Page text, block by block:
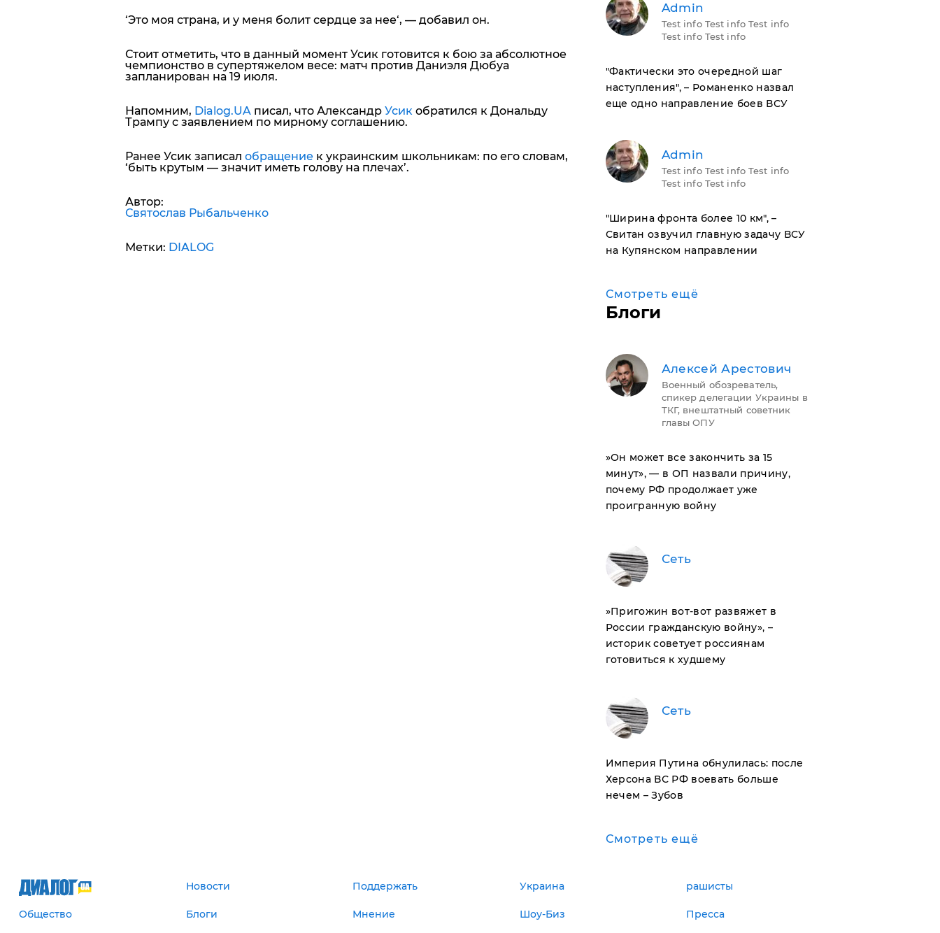
‘Это моя страна, и у меня болит сердце за нее‘, — добавил он.
Стоит отметить, что в данный момент Усик готовится к бою за абсолютное
чемпионство в супертяжелом весе: матч против Даниэля Дюбуа
запланирован на 19 июля.
Напомним, Dialog.UAписал, что Александр Усик обратился к Дональду
Трампу с заявлением по мирному соглашению.
Ранее Усик записал обращениек украинским школьникам: по его словам,
‘быть крутым — значит иметь голову на плечах’.
Автор:
Святослав Рыбальченко
Метки: DIALOG
Admin
Test info Test info Test info
Test info Test info
​"Фактически это очередной шаг
наступления", – Романенко назвал
еще одно направление боев ВСУ
Admin
Test info Test info Test info
Test info Test info
​"Ширина фронта более 10 км", –
Свитан озвучил главную задачу ВСУ
на Купянском направлении
Смотреть ещё
Блоги
Алексей Арестович
Военный обозреватель,
спикер делегации Украины в
ТКГ, внештатный советник
главы ОПУ
​»Он может все закончить за 15
минут», — в ОП назвали причину,
почему РФ продолжает уже
проигранную войну
Сеть
​»Пригожин вот-вот развяжет в
России гражданскую войну», –
историк советует россиянам
готовиться к худшему
Сеть
Империя Путина обнулилась: после
Херсона ВС РФ воевать больше
нечем – Зубов
Смотреть ещё
Новости Поддержать Украина рашисты
Общество Блоги Мнение Шоу-Биз Пресса